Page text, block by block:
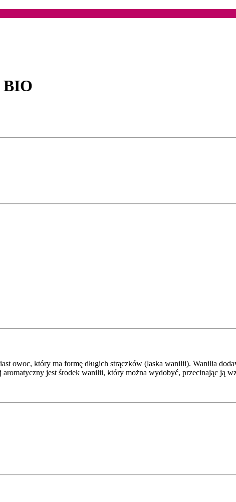
BIO
owoc, który ma formę długich strączków (laska wanilii). Wanilia
jest środek wanilii, który można wydobyć, przecinając ją